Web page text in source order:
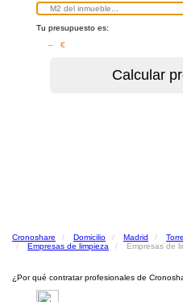
Tu presupuesto es:
– €
Cronoshare Domicilio Madrid
Empresas de limpieza
Empresas de
¿Por qué contratar profesionales de